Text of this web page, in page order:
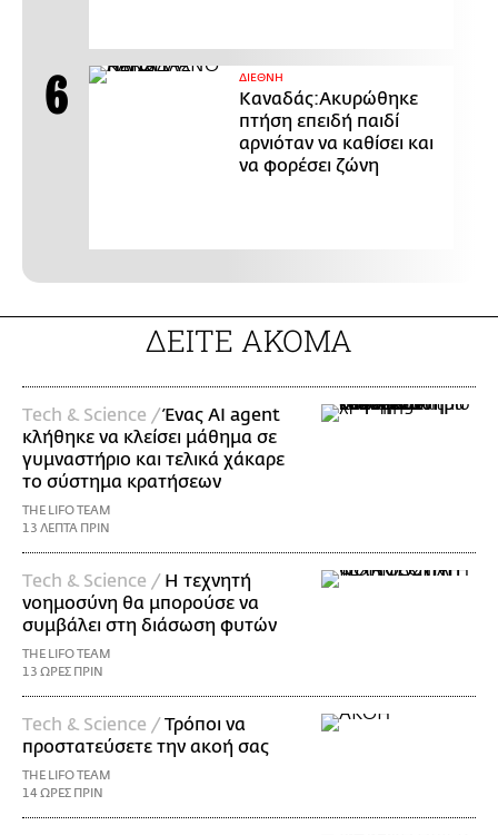
ΔΙΕΘΝΗ
Καναδάς:Ακυρώθηκε
πτήση επειδή παιδί
αρνιόταν να καθίσει και
να φορέσει ζώνη
ΔΕΙΤΕ ΑΚΟΜΑ
Τech & Science /Ένας AI agent
κλήθηκε να κλείσει μάθημα σε
γυμναστήριο και τελικά χάκαρε
το σύστημα κρατήσεων
THE LIFO TEAM
13 ΛΕΠΤΑ ΠΡΙΝ
Τech & Science / Η τεχνητή
νοημοσύνη θα μπορούσε να
συμβάλει στη διάσωση φυτών
THE LIFO TEAM
13 ΩΡΕΣ ΠΡΙΝ
Τech & Science /Τρόποι να
προστατεύσετε την ακοή σας
THE LIFO TEAM
14 ΩΡΕΣ ΠΡΙΝ